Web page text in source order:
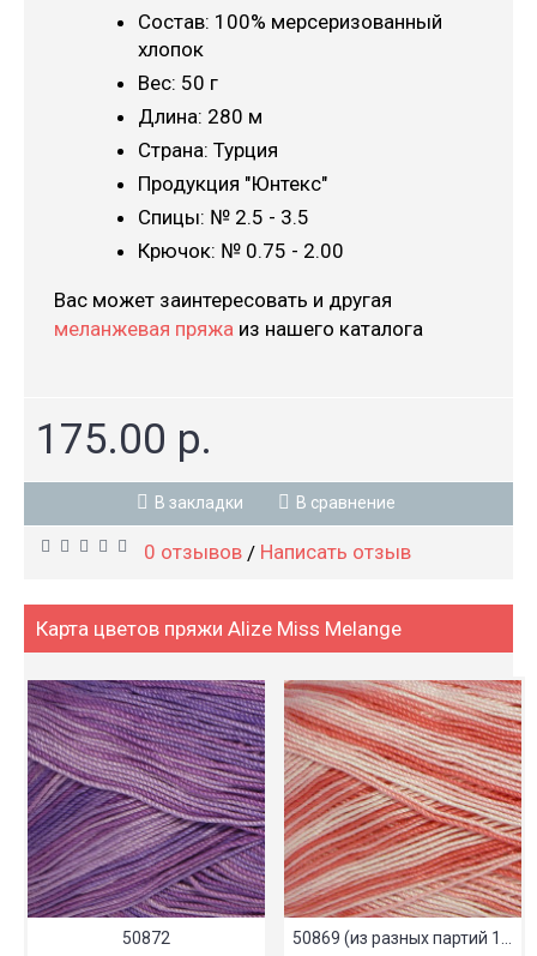
Состав: 100% мерсеризованный
хлопок
Вес: 50 г
Длина: 280 м
Страна: Турция
Продукция "Юнтекс"
Спицы: № 2.5 - 3.5
Крючок: № 0.75 - 2.00
Вас может заинтересовать и другая
меланжевая пряжа из нашего каталога
175.00 р.
В закладки В сравнение
0 отзывов / Написать отзыв
Карта цветов пряжи Alize Miss Melange
50872